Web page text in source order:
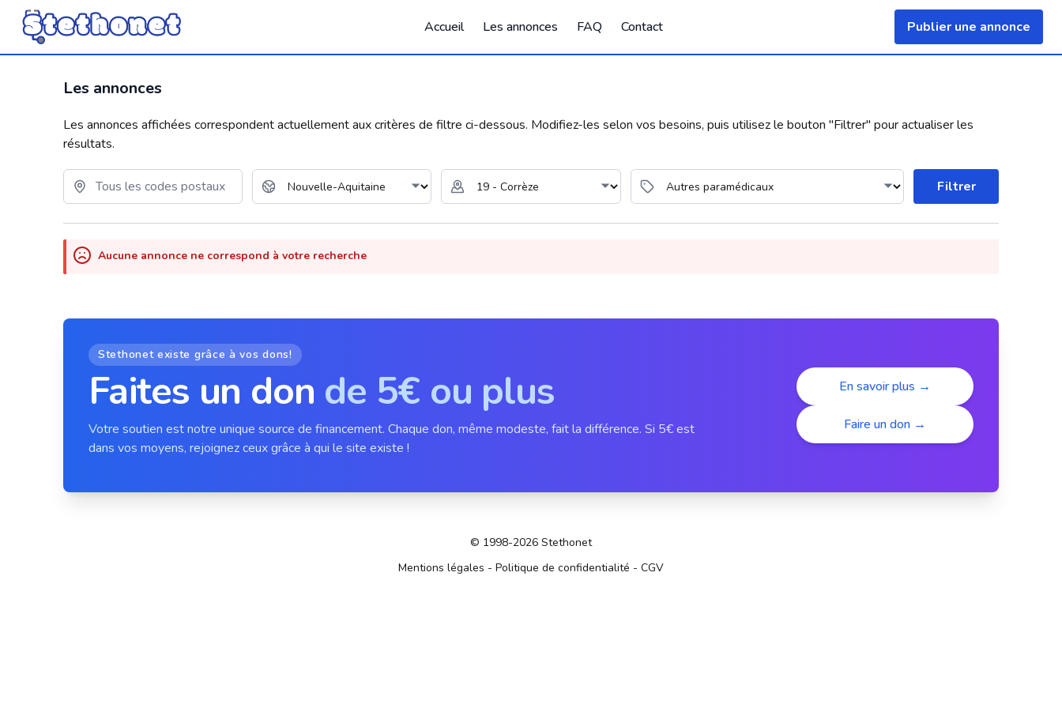
Publier une annonce
Accueil Les annonces FAQ Contact
Les annonces
Les annonces affichées correspondent actuellement aux critères de filtre ci-dessous. Modifiez-les selon vos besoins, puis utilisez le bouton "Filtrer" pour actualiser les
résultats.
Filtrer
Aucune annonce ne correspond à votre recherche
Stethonet existe grâce à vos dons!
Faites un don de 5€ ou plus
Votre soutien est notre unique source de financement. Chaque don, même modeste, fait la différence. Si 5€ est
dans vos moyens, rejoignez ceux grâce à qui le site existe !
En savoir plus →
Faire un don →
© 1998-2026 Stethonet
Mentions légales - Politique de confidentialité - CGV